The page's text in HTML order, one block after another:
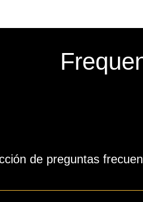
de preguntas
sección de preguntas